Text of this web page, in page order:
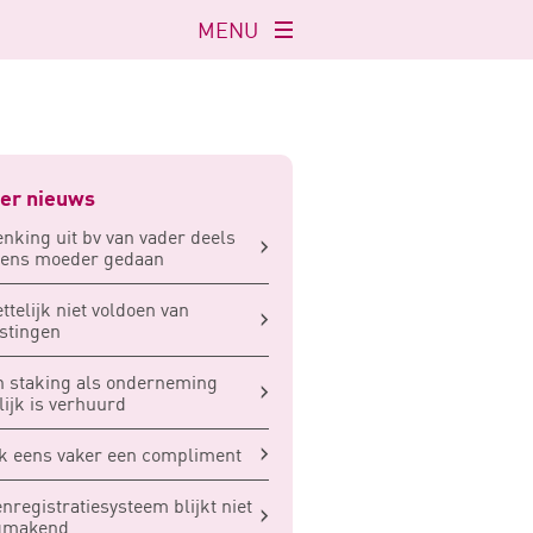
Navigatie
openen
MENU
nieuws
uit bv van vader deels
moeder gedaan
niet voldoen van
staking als onderneming
is verhuurd
eens vaker een compliment
blijkt niet